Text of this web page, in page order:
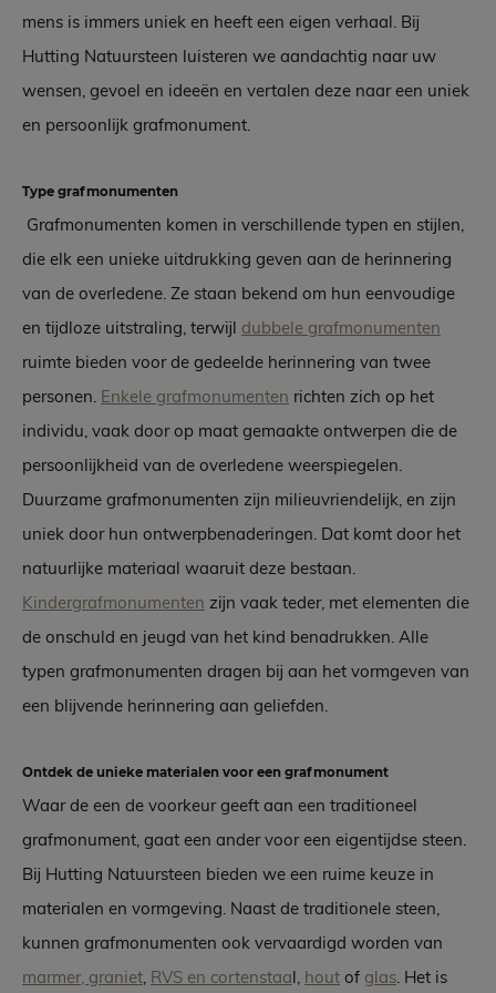
mens is immers uniek en heeft een eigen verhaal. Bij
Hutting Natuursteen luisteren we aandachtig naar uw
wensen, gevoel en ideeën en vertalen deze naar een uniek
en persoonlijk grafmonument.
Type grafmonumenten
Grafmonumenten komen in verschillende typen en stijlen,
die elk een unieke uitdrukking geven aan de herinnering
van de overledene. Ze staan bekend om hun eenvoudige
en tijdloze uitstraling, terwijl dubbele grafmonumenten
ruimte bieden voor de gedeelde herinnering van twee
personen. Enkele grafmonumenten richten zich op het
individu, vaak door op maat gemaakte ontwerpen die de
persoonlijkheid van de overledene weerspiegelen.
Duurzame grafmonumenten zijn milieuvriendelijk, en zijn
uniek door hun ontwerpbenaderingen. Dat komt door het
natuurlijke materiaal waaruit deze bestaan.
Kindergrafmonumenten zijn vaak teder, met elementen die
de onschuld en jeugd van het kind benadrukken. Alle
typen grafmonumenten dragen bij aan het vormgeven van
een blijvende herinnering aan geliefden.
Ontdek de unieke materialen voor een grafmonument
Waar de een de voorkeur geeft aan een traditioneel
grafmonument, gaat een ander voor een eigentijdse steen.
Bij Hutting Natuursteen bieden we een ruime keuze in
materialen en vormgeving. Naast de traditionele steen,
kunnen grafmonumenten ook vervaardigd worden van
marmer, graniet, RVS en cortenstaal, hout of glas. Het is